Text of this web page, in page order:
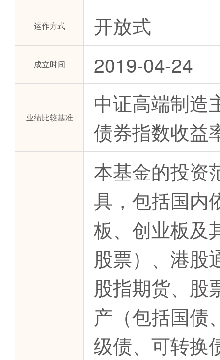
运作方式 开放式
成立时间 2019-04-24
业绩比较基准
中证高端制造
债券指数收益
本基金的投资
具，包括国内
板、创业板及
股票）、港股
股指期货、股
产（包括国债
级债、可转换